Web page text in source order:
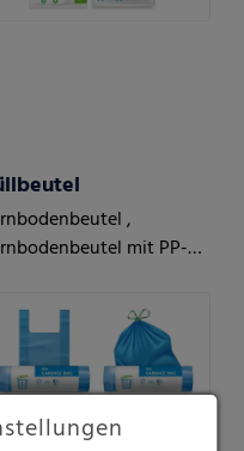
,
mit PP-
mit
lose oder als